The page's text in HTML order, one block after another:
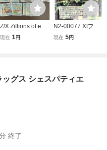
Z/X Zillions of ene
my X ゼクス 10th
現在 1円
N2-00077 XIフラ
ッグス シュターミ
現在 5円
ッグス シェスパティエ
終了